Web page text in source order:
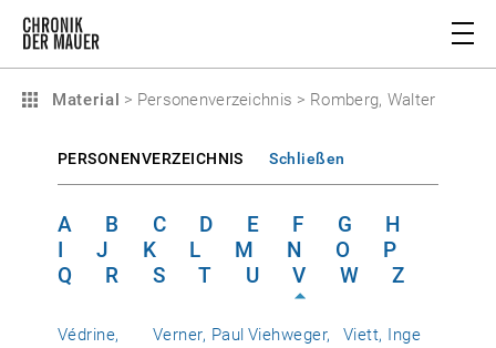
Material > Personenverzeichnis > Romberg, Walter
PERSONENVERZEICHNIS Schließen
A B C D E F G
H
I
J K L M N O
P
Q
R S T U V W Z
Védrine,
Verner, Paul Viehweger,
Viett, Inge